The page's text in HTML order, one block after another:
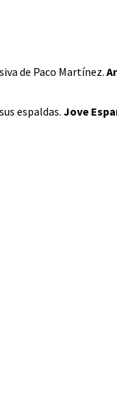
de Paco Martínez.
espaldas. Jove